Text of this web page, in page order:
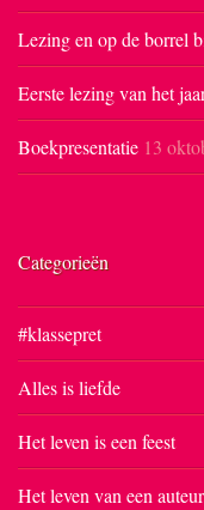
Lezing en op de borrel
Eerste lezing van het
Boekpresentatie 13
Categorieën
#klassepret
Alles is liefde
Het leven is een feest
Het leven van een auteur